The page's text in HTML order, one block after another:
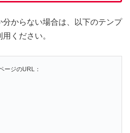
からない場合は、以下のテンプ
ください。
ージのURL：